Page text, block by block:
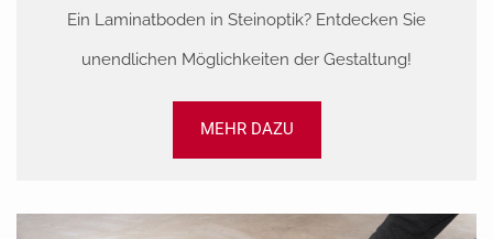
Ein Laminatboden in Steinoptik? Entdecken Sie
unendlichen Möglichkeiten der Gestaltung!
MEHR DAZU